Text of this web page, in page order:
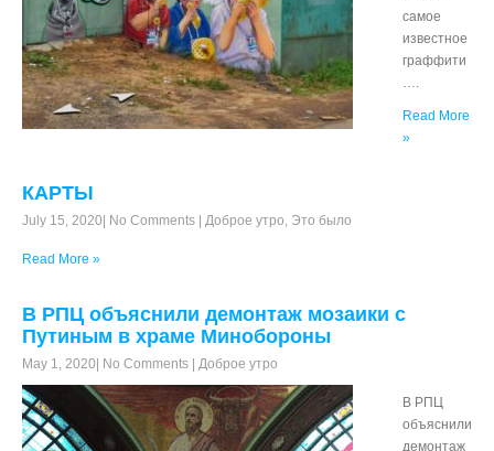
самое
известное
граффити
Read More
»
КАРТЫ
July 15, 2020| No Comments | Доброе утро Это было
Read More »
В РПЦ объяснили демонтаж мозаики с
Путиным в храме Минобороны
May 1, 2020| No Comments | Доброе утро
В РПЦ
объяснили
демонтаж